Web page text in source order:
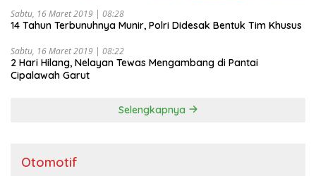
Sabtu, 16 Maret 2019 | 08:28
14 Tahun Terbunuhnya Munir, Polri Didesak Bentuk Tim Khusus
Sabtu, 16 Maret 2019 | 08:22
2 Hari Hilang, Nelayan Tewas Mengambang di Pantai
Cipalawah Garut
Selengkapnya
Otomotif